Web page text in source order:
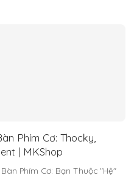
Phím Cơ: Thocky,
| MKShop
Phím Cơ: Bạn Thuộc "Hệ"